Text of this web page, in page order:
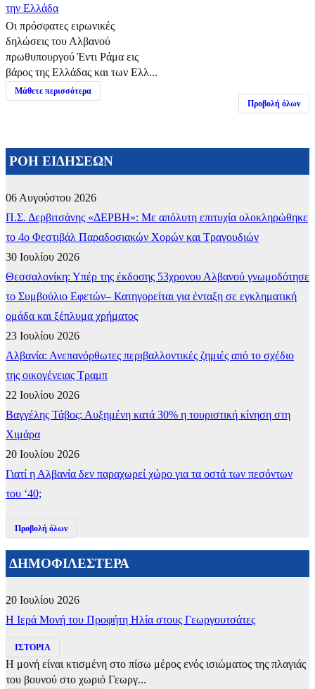
την Ελλάδα
Οι πρόσφατες ειρωνικές
δηλώσεις του Αλβανού
πρωθυπουργού Έντι Ράμα εις
βάρος της Ελλάδας και των Ελλ...
Μάθετε περισσότερα
Προβολή όλων
ΡΟΗ ΕΙΔΗΣΕΩΝ
06 Αυγούστου 2026
Π.Σ. Δερβιτσάνης «ΔΕΡΒΗ»: Με απόλυτη επιτυχία ολοκληρώθηκε
το 4ο Φεστιβάλ Παραδοσιακών Χορών και Τραγουδιών
30 Ιουλίου 2026
Θεσσαλονίκη: Υπέρ της έκδοσης 53χρονου Αλβανού γνωμοδότησε
το Συμβούλιο Εφετών– Κατηγορείται για ένταξη σε εγκληματική
ομάδα και ξέπλυμα χρήματος
23 Ιουλίου 2026
Αλβανία: Ανεπανόρθωτες περιβαλλοντικές ζημιές από το σχέδιο
της οικογένειας Τραμπ
22 Ιουλίου 2026
Βαγγέλης Τάβος: Αυξημένη κατά 30% η τουριστική κίνηση στη
Χιμάρα
20 Ιουλίου 2026
Γιατί η Αλβανία δεν παραχωρεί χώρο για τα οστά των πεσόντων
του ‘40;
Προβολή όλων
ΔΗΜΟΦΙΛΕΣΤΕΡΑ
20 Ιουλίου 2026
​Η Ιερά Μονή του Προφήτη Ηλία στους Γεωργουτσάτες
ΙΣΤΟΡΙΑ
Η μονή είναι κτισμένη στο πίσω μέρος ενός ισιώματος της πλαγιάς
του βουνού στο χωριό Γεωργ...